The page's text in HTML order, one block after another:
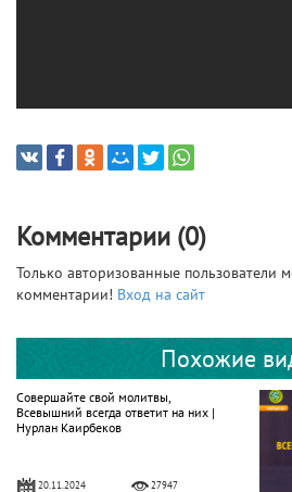
Комментарии (0)
Только авторизованные пользователи
комментарии! Вход на сайт
Похожие
Совершайте свой молитвы,
Всевышний всегда ответит на них |
Нурлан Каирбеков
20.11.2024 27947